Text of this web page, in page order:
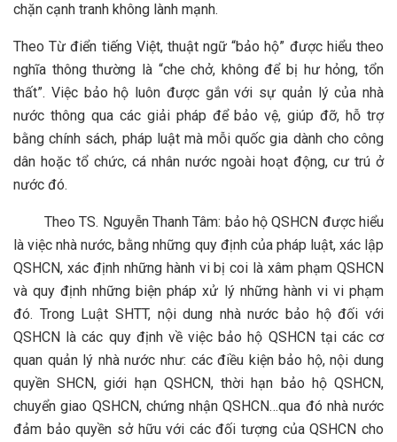
chặn cạnh tranh không lành mạnh.
Theo Từ điển tiếng Việt, thuật ngữ “bảo hộ” được hiểu theo
nghĩa thông thường là “che chở, không để bị hư hỏng, tổn
thất”. Việc bảo hộ luôn được gắn với sự quản lý của nhà
nước thông qua các giải pháp để bảo vệ, giúp đỡ, hỗ trợ
bằng chính sách, pháp luật mà mỗi quốc gia dành cho công
dân hoặc tổ chức, cá nhân nước ngoài hoạt động, cư trú ở
nước đó.
Theo TS. Nguyễn Thanh Tâm: bảo hộ QSHCN được hiểu
là việc nhà nước, bằng những quy định của pháp luật, xác lập
QSHCN, xác định những hành vi bị coi là xâm phạm QSHCN
và quy định những biện pháp xử lý những hành vi vi phạm
đó. Trong Luật SHTT, nội dung nhà nước bảo hộ đối với
QSHCN là các quy định về việc bảo hộ QSHCN tại các cơ
quan quản lý nhà nước như: các điều kiện bảo hộ, nội dung
quyền SHCN, giới hạn QSHCN, thời hạn bảo hộ QSHCN,
chuyển giao QSHCN, chứng nhận QSHCN…qua đó nhà nước
đảm bảo quyền sở hữu với các đối tượng của QSHCN cho